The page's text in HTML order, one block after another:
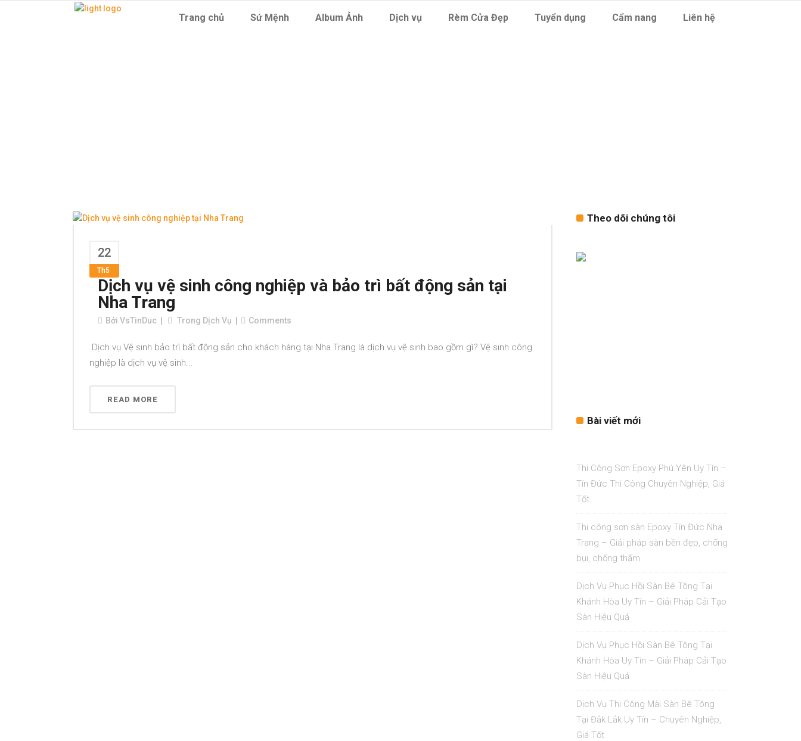
Trang chủ Sứ Mệnh Album Ảnh Dịch vụ Rèm Cửa Đẹp Tuyển dụng Cẩm nang Liên hệ
22
Th5
Dịch vụ vệ sinh công nghiệp và bảo trì bất động sản tại
Nha Trang
Bởi VsTinDuc Trong Dịch Vụ Comments
Dịch vụ Vệ sinh bảo trì bất động sản cho khách hàng tại Nha Trang là dịch vụ vệ sinh bao gồm gì? Vệ sinh công
nghiệp là dịch vụ vệ sinh...
READ MORE
Theo dõi chúng tôi
Bài viết mới
Thi Công Sơn Epoxy Phú Yên Uy Tín –
Tín Đức Thi Công Chuyên Nghiệp, Giá
Tốt
Thi công sơn sàn Epoxy Tín Đức Nha
Trang – Giải pháp sàn bền đẹp, chống
bụi, chống thấm
Dịch Vụ Phục Hồi Sàn Bê Tông Tại
Khánh Hòa Uy Tín – Giải Pháp Cải Tạo
Sàn Hiệu Quả
Dịch Vụ Phục Hồi Sàn Bê Tông Tại
Khánh Hòa Uy Tín – Giải Pháp Cải Tạo
Sàn Hiệu Quả
Dịch Vụ Thi Công Mài Sàn Bê Tông
Tại Đắk Lắk Uy Tín – Chuyên Nghiệp,
Giá Tốt